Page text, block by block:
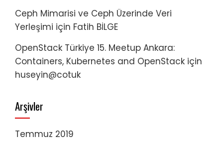
Ceph Mimarisi ve Ceph Üzerinde Veri
Yerleşimi için Fatih BİLGE
OpenStack Türkiye 15. Meetup Ankara:
Containers, Kubernetes and OpenStack için
huseyin@cotuk
Arşivler
Temmuz 2019